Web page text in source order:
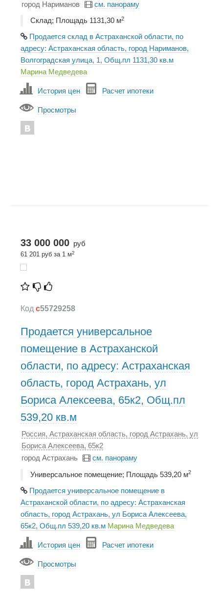
город Нариманов
см. панораму
Склад; Площадь 1131,30 м2
Продается склад в Астраханской области, по
адресу: Астраханская область, город Нариманов,
Волгоградская улица, 1, Общ.пл 1131,30 кв.м
Марина Медведева
История цен Расчет ипотеки
Просмотры
33 000 000 руб
61 201 руб за 1 м2
Код c55729258
Продается универсальное
помещение в Астраханской
области, по адресу: Астраханская
область, город Астрахань, ул
Бориса Алексеева, 65к2, Общ.пл
539,20 кв.м
Россия, Астраханская область, город Астрахань, ул
Бориса Алексеева, 65к2
город Астрахань
см. панораму
Универсальное помещение; Площадь 539,20 м2
Продается универсальное помещение в
Астраханской области, по адресу: Астраханская
область, город Астрахань, ул Бориса Алексеева,
65к2, Общ.пл 539,20 кв.м Марина Медведева
История цен Расчет ипотеки
Просмотры